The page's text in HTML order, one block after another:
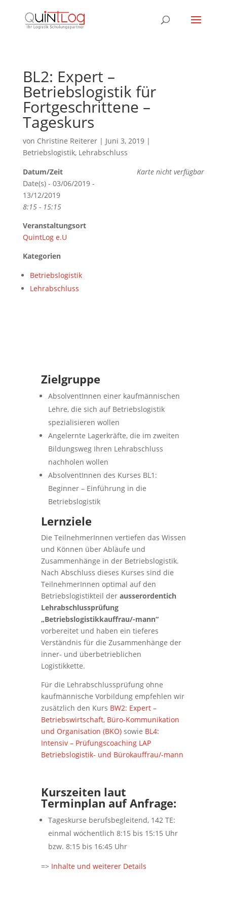
BL2: Expert –
Betriebslogistik für
Fortgeschrittene –
Tageskurs
von Christine Reiterer| Juni 3, 2019|
Betriebslogistik, Lehrabschluss
Karte nicht verfügbar
Datum/Zeit
Date(s) - 03/06/2019 -
13/12/2019
8:15 - 15:15
Veranstaltungsort
QuintLog e.U
Kategorien
Betriebslogistik
Lehrabschluss
Zielgruppe
AbsolventInnen einer kaufmännischen
Lehre, die sich auf Betriebslogistik
spezialisieren wollen
Angelernte Lagerkräfte, die im zweiten
Bildungsweg Ihren Lehrabschluss
nachholen wollen
AbsolventInnen des Kurses BL1:
Beginner – Einführung in die
Betriebslogistik
Lernziele
Die TeilnehmerInnen vertiefen das Wissen
und Können über Abläufe und
Zusammenhänge in der Betriebslogistik.
Nach Abschluss dieses Kurses sind die
TeilnehmerInnen optimal auf den
Betriebslogistikteil der ausserordentich
Lehrabschlussprüfung
„Betriebslogistikkauffrau/-mann“
vorbereitet und haben ein tieferes
Verständnis für die Zusammenhänge der
inner- und überbetrieblichen
Logistikkette.
Für die Lehrabschlussprüfung ohne
kaufmännische Vorbildung empfehlen wir
zusätzlich den Kurs BW2: Expert –
Betriebswirtschaft, Büro-Kommunikation
und Organisation (BKO)sowie BL4:
Intensiv – Prüfungscoaching LAP
Betriebslogistik- und Bürokauffrau/-mann
Kurszeiten laut
Terminplan auf Anfrage:
Tageskurse berufsbegleitend, 142 TE:
einmal wöchentlich 8:15 bis 15:15 Uhr
bzw. 8:15 bis 16:45 Uhr
=> Inhalte und weiterer Details